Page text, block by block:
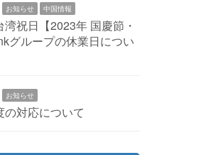
お知らせ 中国情報
祝日【2023年 国慶節・
グループの休業日につい
お知らせ
の対応について